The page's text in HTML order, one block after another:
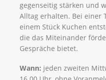
gegenseitig stärken und
Alltag erhalten. Bei einer
einem Stück Kuchen
die das Miteinander
Gespräche bietet.
Wann: jeden zweiten